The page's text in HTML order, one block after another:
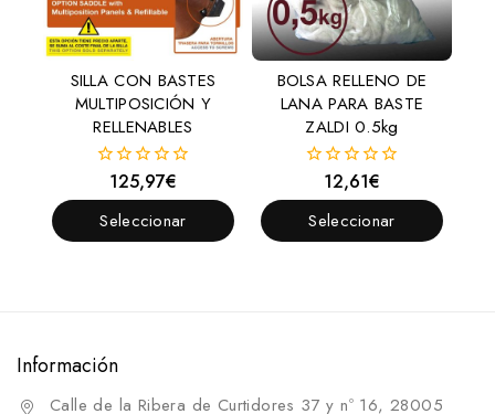
SILLA CON BASTES
MULTIPOSICIÓN Y
RELLENABLES
fuera
de
125,97€
Seleccionar
BOLSA RELLENO DE
LANA PARA BASTE
ZALDI 0.5kg
fuera
de
12,61€
Seleccionar
Información
Calle de la Ribera de Curtidores 37 y nº 16, 28005